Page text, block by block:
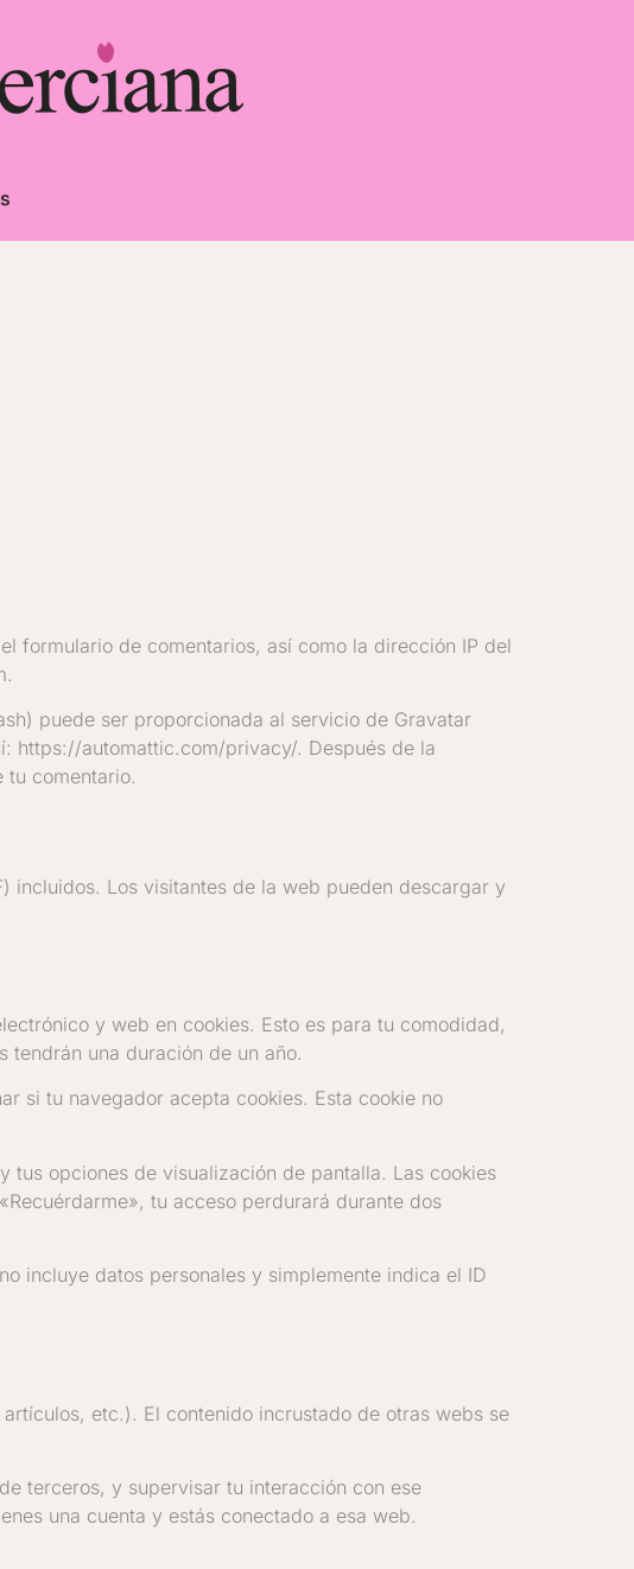
formulario de comentarios, así como la dirección IP del
puede ser proporcionada al servicio de Gravatar
https://automattic.com/privacy/. Después de la
comentario.
incluidos. Los visitantes de la web pueden descargar y
y web en cookies. Esto es para tu comodidad,
tendrán una duración de un año.
si tu navegador acepta cookies. Esta cookie no
tus opciones de visualización de pantalla. Las cookies
tu acceso perdurará durante dos
incluye datos personales y simplemente indica el ID
etc.). El contenido incrustado de otras webs se
terceros, y supervisar tu interacción con ese
una cuenta y estás conectado a esa web.